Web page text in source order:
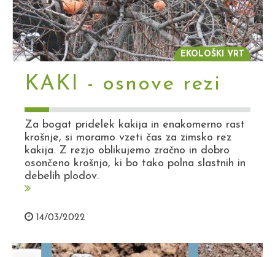
EKOLOŠKI VRT
KAKI - osnove rezi
Za bogat pridelek kakija in enakomerno rast
krošnje, si moramo vzeti čas za zimsko rez
kakija. Z rezjo oblikujemo zračno in dobro
osončeno krošnjo, ki bo tako polna slastnih in
debelih plodov.
14/03/2022